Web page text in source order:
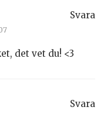
det vet du! <3
Svara
Svara